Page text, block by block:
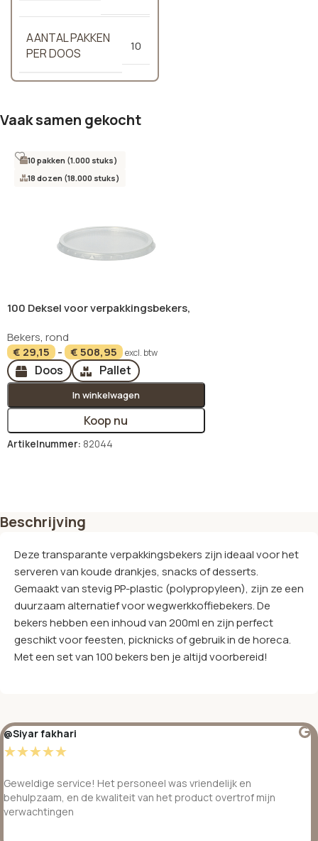
AANTAL PAKKEN
PER DOOS
10
Vaak samen gekocht
10 pakken (1.000 stuks)
18 dozen (18.000 stuks)
100 Deksel voor verpakkingsbekers,
Bekers, rond
€ 29,15 - €508,95 excl. btw
Doos Pallet
In winkelwagen
Koop nu
Artikelnummer: 82044
Beschrijving
Deze transparante verpakkingsbekers zijn ideaal voor het
serveren van koude drankjes, snacks of desserts.
Gemaakt van stevig PP-plastic (polypropyleen), zijn ze een
duurzaam alternatief voor wegwerkkoffiebekers. De
bekers hebben een inhoud van 200ml en zijn perfect
geschikt voor feesten, picknicks of gebruik in de horeca.
Met een set van 100 bekers ben je altijd voorbereid!
@Siyar fakhari
☆☆☆☆☆
Geweldige service! Het personeel was vriendelijk en
behulpzaam, en de kwaliteit van het product overtrof mijn
verwachtingen